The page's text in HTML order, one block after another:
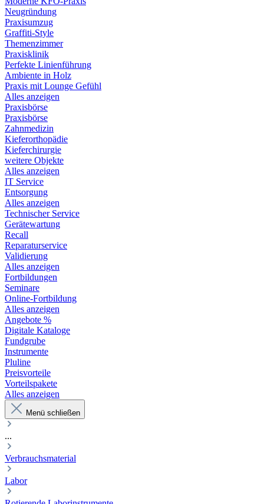
Neugründung
Praxisumzug
Graffiti-Style
Themenzimmer
Praxisklinik
Perfekte Linienführung
Ambiente in Holz
Praxis mit Lounge Gefühl
Alles anzeigen
Praxisbörse
Praxisbörse
Zahnmedizin
Kieferorthopädie
Kieferchirurgie
weitere Objekte
Alles anzeigen
IT Service
Entsorgung
Alles anzeigen
Technischer Service
Gerätewartung
Recall
Reparaturservice
Validierung
Alles anzeigen
Fortbildungen
Seminare
Online-Fortbildung
Alles anzeigen
Angebote %
Digitale Kataloge
Fundgrube
Instrumente
Pluline
Preisvorteile
Vorteilspakete
Alles anzeigen
Menü schließen
...
Verbrauchsmaterial
Labor